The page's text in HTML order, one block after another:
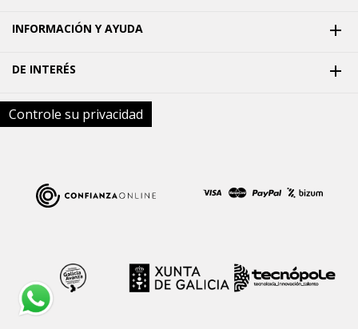
INFORMACIÓN Y AYUDA 
DE INTERÉS 
Controle su privacidad